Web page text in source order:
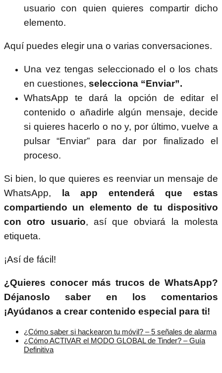
usuario con quien quieres compartir dicho
elemento.
Aquí puedes elegir una o varias conversaciones.
Una vez tengas seleccionado el o los chats
en cuestiones, selecciona “Enviar”.
WhatsApp te dará la opción de editar el
contenido o añadirle algún mensaje, decide
si quieres hacerlo o no y, por último, vuelve a
pulsar “Enviar” para dar por finalizado el
proceso.
Si bien, lo que quieres es reenviar un mensaje de
WhatsApp,
la app entenderá que estas
compartiendo un elemento de tu dispositivo
con otro usuario, así que obviará la molesta
etiqueta.
¡Así de fácil!
¿Quieres conocer más trucos de WhatsApp?
Déjanoslo saber en los comentarios
¡Ayúdanos a crear contenido especial para ti!
¿Cómo saber si hackearon tu móvil? – 5 señales de alarma
¿Cómo ACTIVAR el MODO GLOBAL de Tinder? – Guía
Definitiva